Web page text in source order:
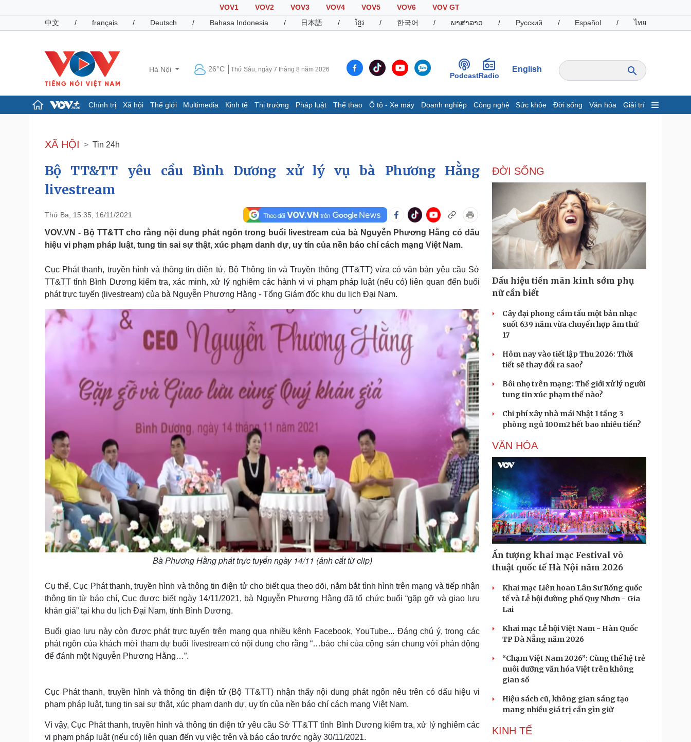
VOV1 VOV2 VOV3 VOV4 VOV5 VOV6
VOV GT
中文
/ français / Deutsch / Bahasa Indonesia / 日本語 / ខ្មែរ / 한국어 / ພາສາລາວ / Русский / Español / ไทย
Hà Nội 26°C Thứ Sáu, ngày 7 tháng 8 năm 2026
PodcastRadio
English
Chính trị Xã hội Thế giới Multimedia Kinh tế Thị trường Pháp luật Thể thao Ô tô - Xe máy Doanh nghiệp Công nghệ Sức khỏe Đời sống Văn hóa Giải trí
Đảng
Tổ chức nhân sự
Nhận diện sự thật
Giáo dục
Dấu ấn VOV
Infographic
Giá cà phê
Pháp luật
Tin nóng
Tư vấn luật
Việt Nam
Phân tích
Thể thao
Bóng đá
Lịch thi đấu bóng đá
Thế giới thể thao
Hậu trường
Ô tô - Xe máy
Ô tô
Xe máy
Tư vấn
Doanh nghiệp
Thông tin doanh nghiệp
Doanh nghiệp 24h
Doanh nhân
Vì cộng đồng
Công nghệ
Sành điệu
Tin Công nghệ
Trải nghiệm
Chuyển đổi số
Sức khỏe
Dinh dưỡng - món ngon
Cây thuốc
Sản phụ khoa
Làm đẹp - giảm cân
Phòng mạch online
Đời sống
Nhà đẹp
Blog
Tình yêu - Gia đình
Văn hóa
Sân khấu - Điện ảnh
Văn học
Âm nhạc
Di sản
Giải trí
Nghệ sĩ
Thời trang
Sao Việt
Du lịch
Săn Tour
check-in
Podcast
Đọc truyện đêm khuya
Cửa sổ tình yêu
XÃ HỘI Tin 24h
Bộ TT&TT yêu cầu Bình Dương xử lý vụ bà Phương Hằng
livestream
Thứ Ba, 15:35, 16/11/2021
VOV.VN - Bộ TT&TT cho rằng nội dung phát ngôn trong buổi livestream của bà Nguyễn Phương Hằng có dấu
hiệu vi phạm pháp luật, tung tin sai sự thật, xúc phạm danh dự, uy tín của nền báo chí cách mạng Việt Nam.
Cục Phát thanh, truyền hình và thông tin điện tử, Bộ Thông tin và Truyền thông (TT&TT) vừa có văn bản yêu cầu Sở
TT&TT tỉnh Bình Dương kiểm tra, xác minh, xử lý nghiêm các hành vi vi phạm pháp luật (nếu có) liên quan đến buổi
phát trực tuyến (livestream) của bà Nguyễn Phương Hằng - Tổng Giám đốc khu du lịch Đại Nam.
Bà Phương Hằng phát trực tuyến ngày 14/11 (ảnh cắt từ clip)
Cụ thể, Cục Phát thanh, truyền hình và thông tin điện tử cho biết qua theo dõi, nắm bắt tình hình trên mạng và tiếp nhận
thông tin từ báo chí, Cục được biết ngày 14/11/2021, bà Nguyễn Phương Hằng đã tổ chức buổi “gặp gỡ và giao lưu
khán giả” tại khu du lịch Đại Nam, tỉnh Bình Dương.
Buổi giao lưu này còn được phát trực tuyến trên mạng qua nhiều kênh Facebook, YouTube... Đáng chú ý, trong các
phát ngôn của khách mời tham dự buổi livestream có nội dung cho rằng “…báo chí của cộng sản chung với phản động
để đánh một Nguyễn Phương Hằng…”.
Cục Phát thanh, truyền hình và thông tin điện tử (Bộ TT&TT) nhận thấy nội dung phát ngôn nêu trên có dấu hiệu vi
phạm pháp luật, tung tin sai sự thật, xúc phạm danh dự, uy tín của nền báo chí cách mạng Việt Nam.
Vì vậy, Cục Phát thanh, truyền hình và thông tin điện tử yêu cầu Sở TT&TT tỉnh Bình Dương kiểm tra, xử lý nghiêm các
vi phạm pháp luật (nếu có) liên quan đến vụ việc trên và báo cáo trước ngày 30/11/2021.
ĐỜI SỐNG
Dấu hiệu tiền mãn kinh sớm phụ
nữ cần biết
Cây đại phong cầm tấu một bản nhạc
suốt 639 năm vừa chuyển hợp âm thứ
17
Hôm nay vào tiết lập Thu 2026: Thời
tiết sẽ thay đổi ra sao?
Bôi nhọ trên mạng: Thế giới xử lý người
tung tin xúc phạm thế nào?
Chi phí xây nhà mái Nhật 1 tầng 3
phòng ngủ 100m2 hết bao nhiêu tiền?
VĂN HÓA
Ấn tượng khai mạc Festival võ
thuật quốc tế Hà Nội năm 2026
Khai mạc Liên hoan Lân Sư Rồng quốc
tế và Lễ hội đường phố Quy Nhơn - Gia
Lai
Khai mạc Lễ hội Việt Nam - Hàn Quốc
TP Đà Nẵng năm 2026
“Chạm Việt Nam 2026”: Cùng thế hệ trẻ
nuôi dưỡng văn hóa Việt trên không
gian số
Hiệu sách cũ, không gian sáng tạo
mang nhiều giá trị cần gìn giữ
KINH TẾ